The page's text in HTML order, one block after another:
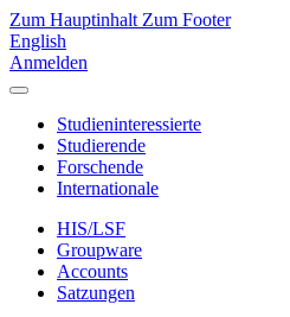
Zum Hauptinhalt Zum Footer
English
Anmelden
Studieninteressierte
Studierende
Forschende
Internationale
HIS/LSF
Groupware
Accounts
Satzungen